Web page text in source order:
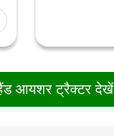
आयशर ट्रैक्टर देखें